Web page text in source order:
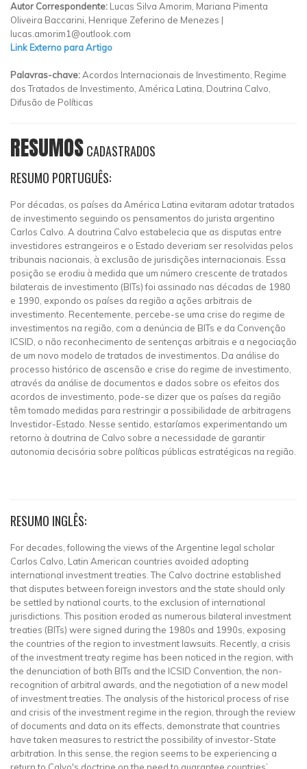
Autor Correspondente: Lucas Silva Amorim, Mariana Pimenta
Oliveira Baccarini, Henrique Zeferino de Menezes |
lucas.amorim1@outlook.com
Link Externo para Artigo
Palavras-chave:Acordos Internacionais de Investimento, Regime
dos Tratados de Investimento, América Latina, Doutrina Calvo,
Difusão de Políticas
RESUMOSCADASTRADOS
RESUMO PORTUGUÊS:
Por décadas, os países da América Latina evitaram adotar tratados
de investimento seguindo os pensamentos do jurista argentino
Carlos Calvo. A doutrina Calvo estabelecia que as disputas entre
investidores estrangeiros e o Estado deveriam ser resolvidas pelos
tribunais nacionais, à exclusão de jurisdições internacionais. Essa
posição se erodiu à medida que um número crescente de tratados
bilaterais de investimento (BITs) foi assinado nas décadas de 1980
e 1990, expondo os países da região a ações arbitrais de
investimento. Recentemente, percebe-se uma crise do regime de
investimentos na região, com a denúncia de BITs e da Convenção
ICSID, o não reconhecimento de sentenças arbitrais e a negociação
de um novo modelo de tratados de investimentos. Da análise do
processo histórico de ascensão e crise do regime de investimento,
através da análise de documentos e dados sobre os efeitos dos
acordos de investimento, pode-se dizer que os países da região
têm tomado medidas para restringir a possibilidade de arbitragens
Investidor-Estado. Nesse sentido, estaríamos experimentando um
retorno à doutrina de Calvo sobre a necessidade de garantir
autonomia decisória sobre políticas públicas estratégicas na região.
RESUMO INGLÊS:
For decades, following the views of the Argentine legal scholar
Carlos Calvo, Latin American countries avoided adopting
international investment treaties. The Calvo doctrine established
that disputes between foreign investors and the state should only
be settled by national courts, to the exclusion of international
jurisdictions. This position eroded as numerous bilateral investment
treaties (BITs) were signed during the 1980s and 1990s, exposing
the countries of the region to investment lawsuits. Recently, a crisis
of the investment treaty regime has been noticed in the region, with
the denunciation of both BITs and the ICSID Convention, the non-
recognition of arbitral awards, and the negotiation of a new model
of investment treaties. The analysis of the historical process of rise
and crisis of the investment regime in the region, through the review
of documents and data on its effects, demonstrate that countries
have taken measures to restrict the possibility of investor-State
arbitration. In this sense, the region seems to be experiencing a
return to Calvo's doctrine on the need to guarantee countries’